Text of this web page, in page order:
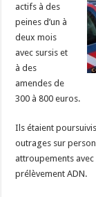
actifs à des
peines d’un à
deux mois
avec sursis et
à des
amendes de
300 à 800 euros.
Ils étaient
outrages sur
attroupements
prélèvement ADN.